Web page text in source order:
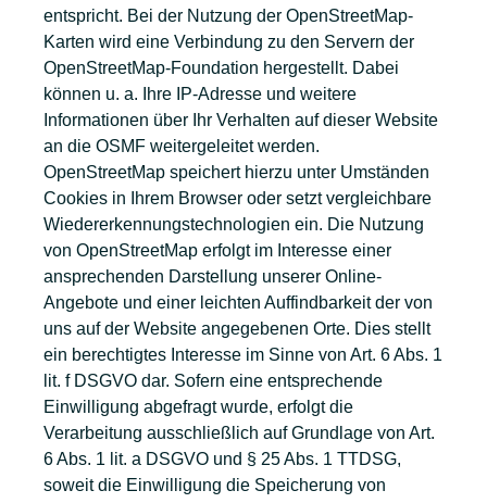
entspricht. Bei der Nutzung der OpenStreetMap-
Karten wird eine Verbindung zu den Servern der
OpenStreetMap-Foundation hergestellt. Dabei
können u. a. Ihre IP-Adresse und weitere
Informationen über Ihr Verhalten auf dieser Website
an die OSMF weitergeleitet werden.
OpenStreetMap speichert hierzu unter Umständen
Cookies in Ihrem Browser oder setzt vergleichbare
Wiedererkennungstechnologien ein. Die Nutzung
von OpenStreetMap erfolgt im Interesse einer
ansprechenden Darstellung unserer Online-
Angebote und einer leichten Auffindbarkeit der von
uns auf der Website angegebenen Orte. Dies stellt
ein berechtigtes Interesse im Sinne von Art. 6 Abs. 1
lit. f DSGVO dar. Sofern eine entsprechende
Einwilligung abgefragt wurde, erfolgt die
Verarbeitung ausschließlich auf Grundlage von Art.
6 Abs. 1 lit. a DSGVO und § 25 Abs. 1 TTDSG,
soweit die Einwilligung die Speicherung von